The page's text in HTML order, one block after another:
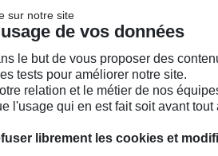
sur notre site
de vos données
le but de vous proposer des
tests pour améliorer notre site.
relation et le métier de nos
l'usage qui en est fait soit avant tout
librement les cookies et